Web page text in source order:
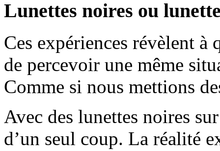
Lunettes noires ou
Ces expériences révèlent à
de percevoir une même
Comme si nous mettions
Avec des lunettes noires
d’un seul coup. La réalité